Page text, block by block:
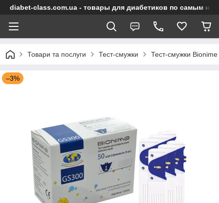
diabet-class.com.ua - товары для диабетиков по самым
Товари та послуги Тест-смужки Тест-смужки
–3%